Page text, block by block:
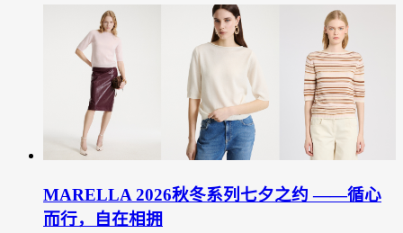
MARELLA 2026秋冬系列七夕之约 ——循心
而行，自在相拥